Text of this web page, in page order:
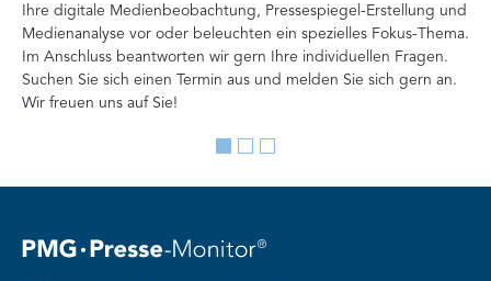
Ihre digitale Medienbeobachtung, Pressespiegel-Erstellung und
Medienanalyse vor oder beleuchten ein spezielles Fokus-Thema.
Im Anschluss beantworten wir gern Ihre individuellen Fragen.
Suchen Sie sich einen Termin aus und melden Sie sich gern an.
Wir freuen uns auf Sie!
Go
slide
Go
slide
Go
slide